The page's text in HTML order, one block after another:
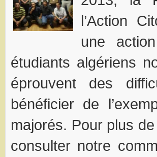
l’Action
une
étudiants algériens
éprouvent des
bénéficier de
majorés. Pour plus
consulter notre